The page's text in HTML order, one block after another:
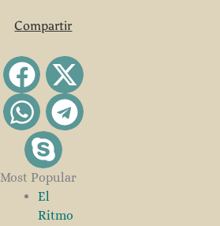
Compartir
Most Popular
El
Ritmo